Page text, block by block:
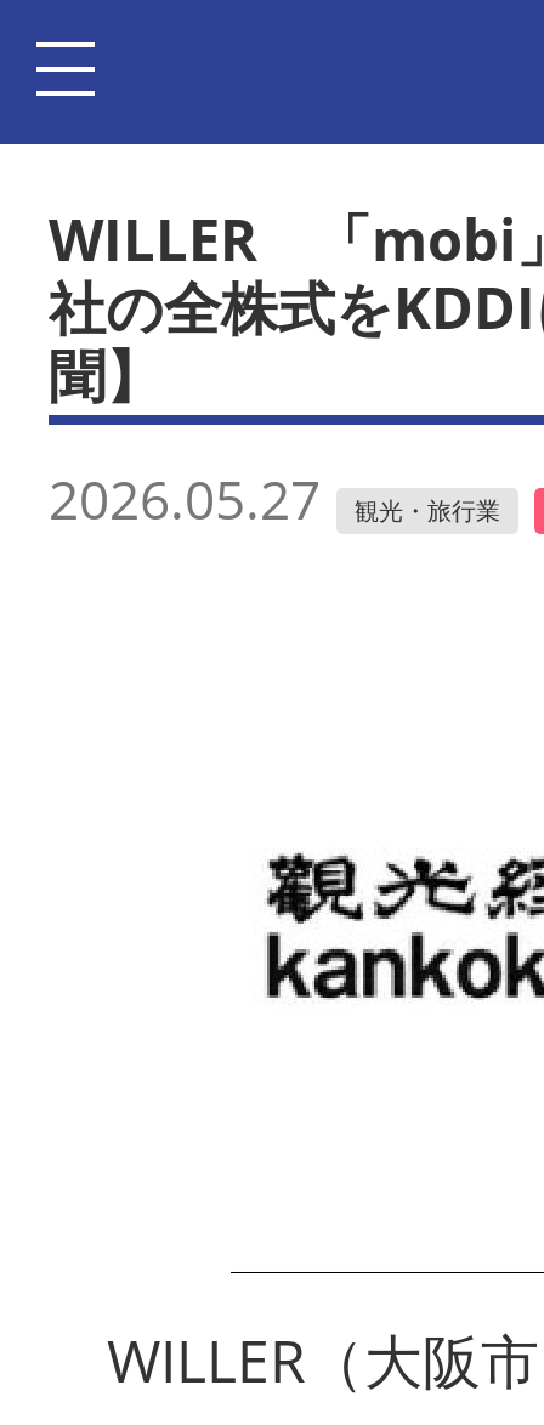
WILLER 「mobi
社の全株式を
聞】
2026.05.27 観光・旅行業
WILLER（大阪